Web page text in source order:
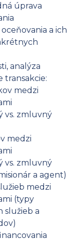
úprava
a ich
analýza
transakcie:
medzi
vs. zmluvný
medzi
vs. zmluvný
a agent)
medzi
(typy
služieb a